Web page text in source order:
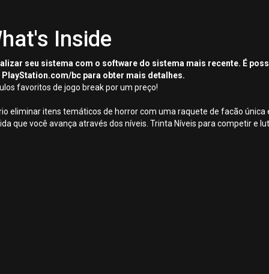
Inside
seu sistema com o software do sistema mais recente. É
bc para obter mais detalhes.
favoritos de jogo break por um preço!
eliminar itens temáticos de horror com uma raquete de facão
que você avança através dos níveis. Trinta Níveis para competir e